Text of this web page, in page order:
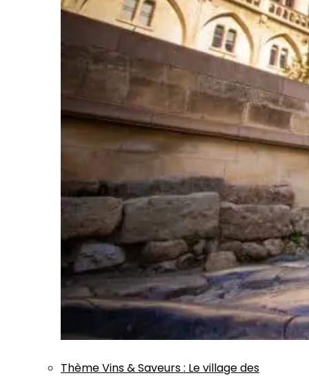
ThèmeVins & Saveurs: Le village des